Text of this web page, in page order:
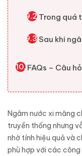
Trong quá
Sau khi
FAQs – Câu
Ngâm nước xi măng
truyền thống nhưng
nhờ tính hiệu quả và
phù hợp với các